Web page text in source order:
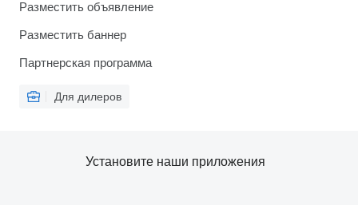
Разместить объявление
Разместить баннер
Партнерская программа
Для дилеров
Установите наши приложения